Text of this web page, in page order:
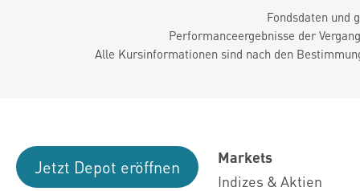
Fondsdaten und
Performanceergebnisse der
Alle Kursinformationen sind nach den
Jetzt Depot eröffnen
Markets
Indizes & Aktien